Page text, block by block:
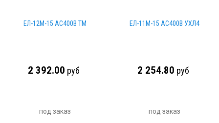
ЕЛ-12М-15 AC400В ТМ
2 392.00 руб
под заказ
ЕЛ-11М-15 AC400В УХЛ4
2 254.80 руб
под заказ